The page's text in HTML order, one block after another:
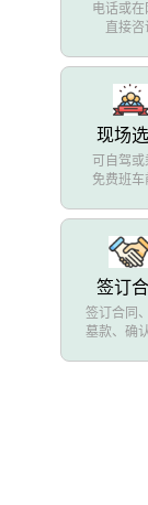
电话或在
直接咨
现场
可自驾或
免费班车
签订
签订合同
墓款、确